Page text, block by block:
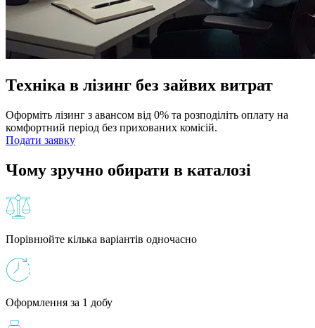
Техніка в лізинг без зайвих витрат
Оформіть лізинг з авансом від 0% та розподіліть оплату на
комфортний період без прихованих комісій.
Подати заявку
Чому зручно обирати в каталозі
Порівнюйте кілька варіантів одночасно
Оформлення за 1 добу